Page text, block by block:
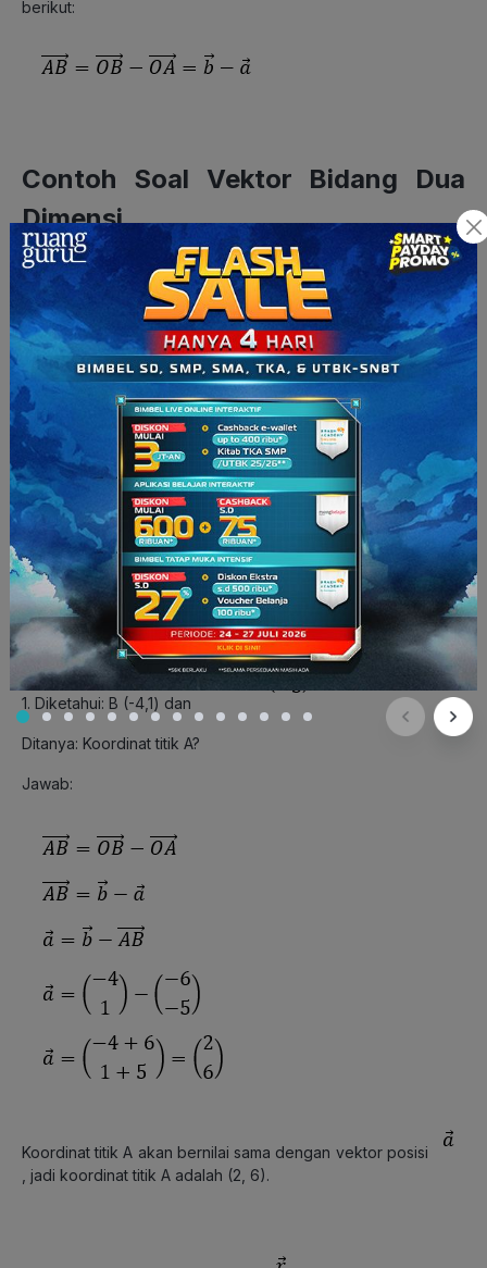
berikut:
Contoh Soal Vektor Bidang Dua
Dimensi
Pembahasan:
1. Diketahui: B (-4,1) dan
Ditanya: Koordinat titik A?
Jawab:
Koordinat titik A akan bernilai sama dengan vektor posisi
, jadi koordinat titik A adalah (2, 6).